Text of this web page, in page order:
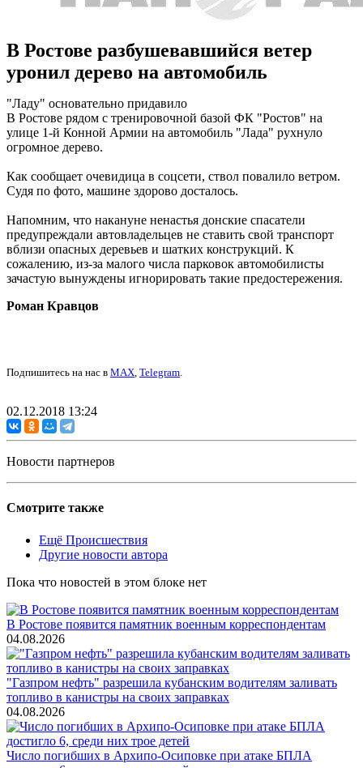
В Ростове разбушевавшийся ветер
уронил дерево на автомобиль
"Ладу" основательно придавило
В Ростове рядом с тренировочной базой ФК "Ростов" на
улице 1-й Конной Армии на автомобиль "Лада" рухнуло
огромное дерево.
Как сообщает очевидица в соцсети, ствол повалило ветром.
Судя по фото, машине здорово досталось.
Напомним, что накануне ненастья донские спасатели
предупреждали автовладельцев не ставить свой транспорт
вблизи опасных деревьев и шатких конструкций. К
сожалению, из-за малого числа парковок автомобилисты
зачастую вынуждены игнорировать такие предостережения.
Роман Кравцов
Подпишитесь на нас в MAX, Telegram.
02.12.2018 13:24
Новости партнеров
Смотрите также
Ещё Происшествия
Другие новости автора
Пока что новостей в этом блоке нет
В Ростове появится памятник военным корреспондентам
04.08.2026
"Газпром нефть" разрешила кубанским водителям заливать
топливо в канистры на своих заправках
04.08.2026
Число погибших в Архипо-Осиповке при атаке БПЛА